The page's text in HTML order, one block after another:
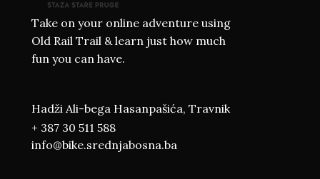
Take on your online adventure using
Old Rail Trail & learn just how much
fun you can have.
Hadži Ali-bega Hasanpašića, Travnik
+ 387 30 511 588
info@bike.srednjabosna.ba